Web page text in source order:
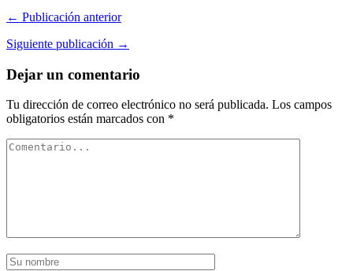
← Publicación anterior
Siguiente publicación →
Dejar un comentario
Tu dirección de correo electrónico no será publicada. Los campos
obligatorios están marcados con *